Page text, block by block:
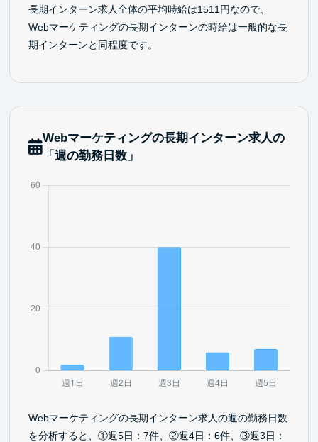
長期インターン求人全体の平均時給は1511円なので、
Webマーケティングの長期インターンの時給は一般的な長
期インターンと同程度です。
Webマーケティングの長期インターン求人の
「週の勤務日数」
Webマーケティングの長期インターン求人の週の勤務日数
を分析すると、①週5日：7件、②週4日：6件、③週3日：